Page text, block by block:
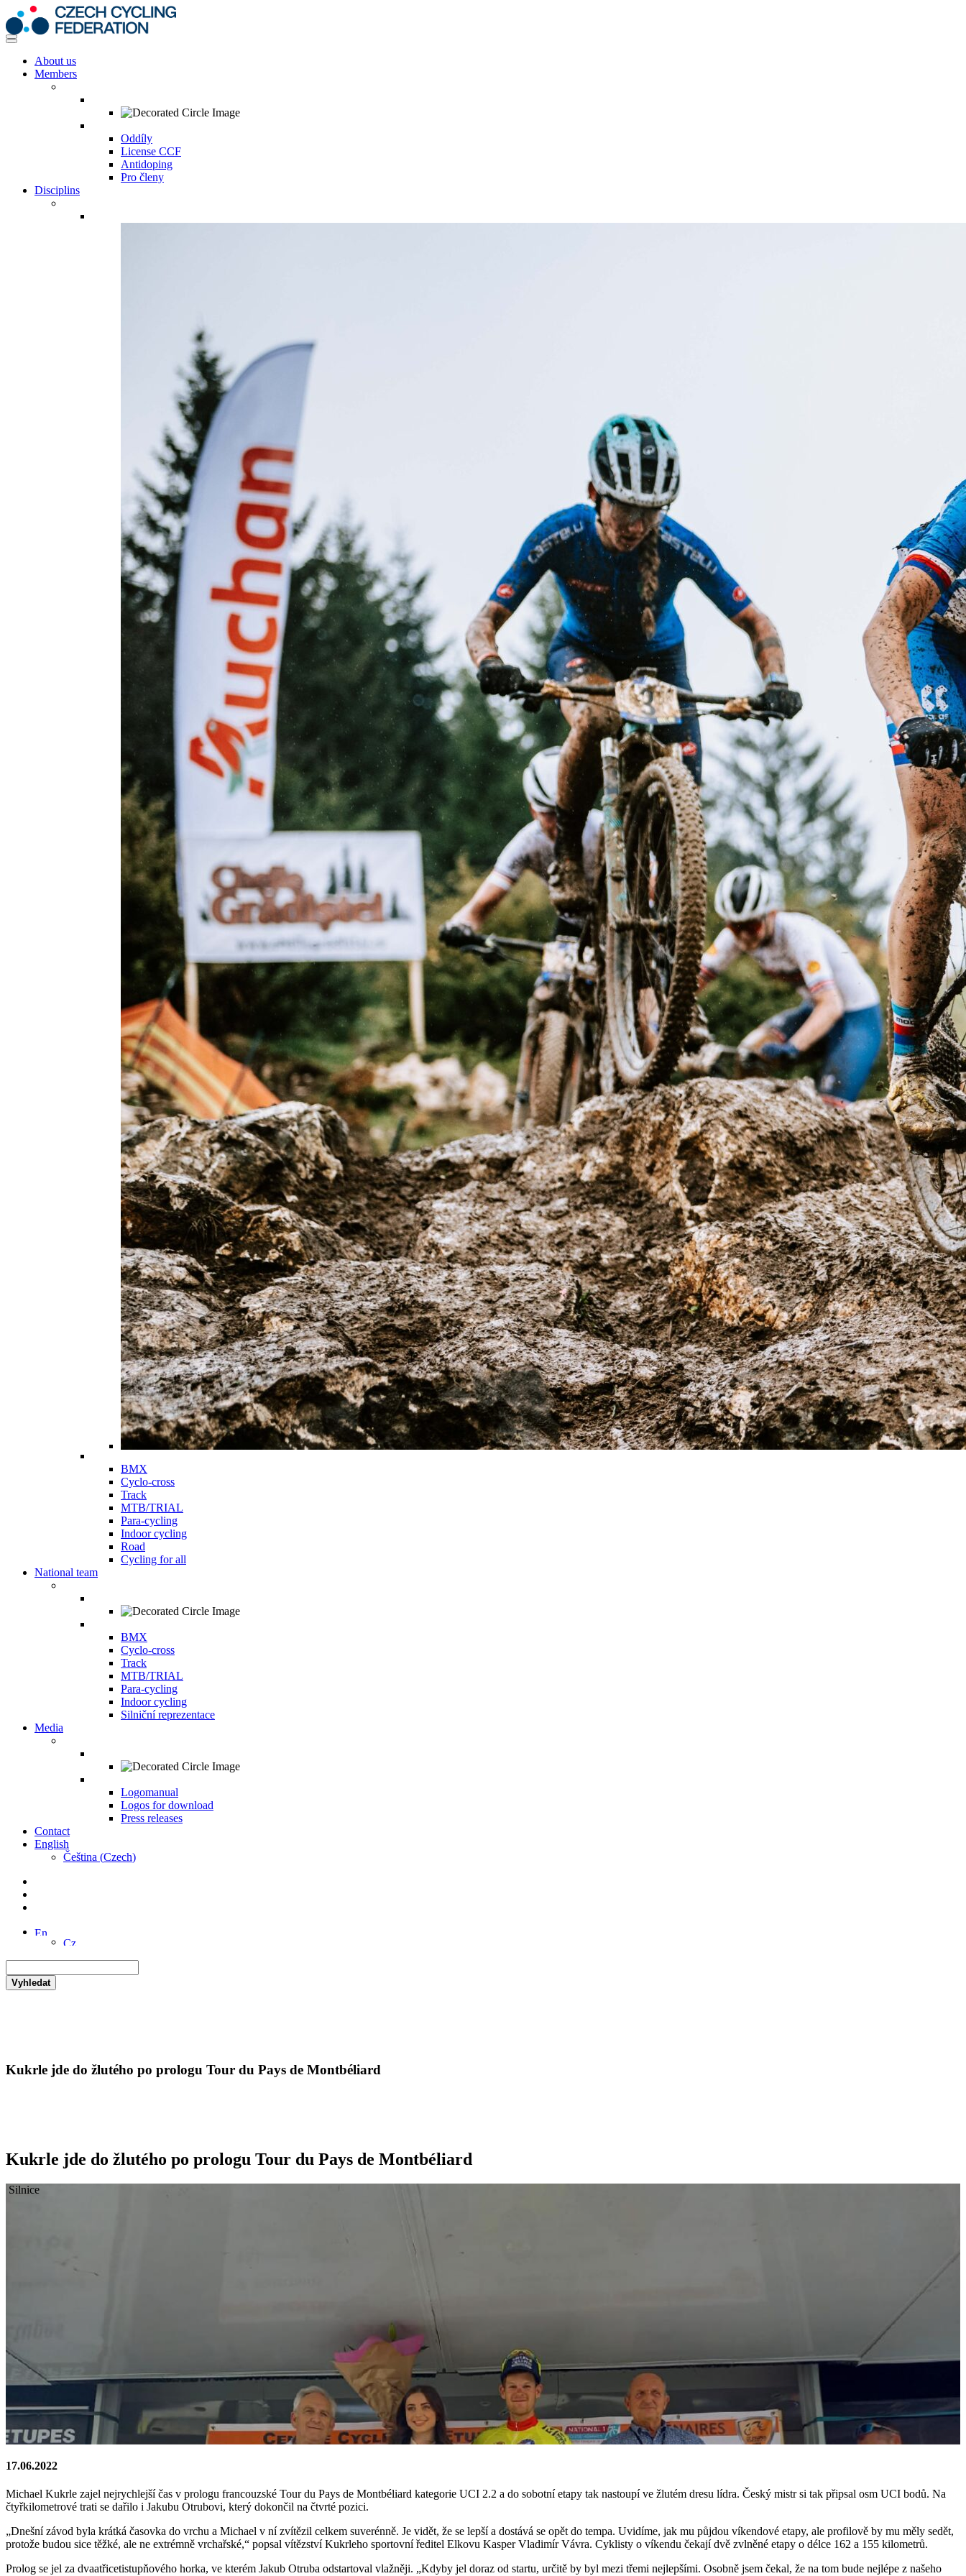
About us
Members
Oddíly
License CCF
Antidoping
Pro členy
Disciplins
BMX
Cyclo-cross
Track
MTB/TRIAL
Para-cycling
Indoor cycling
Road
Cycling for all
National team
BMX
Cyclo-cross
Track
MTB/TRIAL
Para-cycling
Indoor cycling
Silniční reprezentace
Media
Logomanual
Logos for download
Press releases
Contact
English
Čeština (Czech)
Vyhledat
Kukrle jde do žlutého po prologu Tour du Pays de Montbéliard
Kukrle jde do žlutého po prologu Tour du Pays de Montbéliard
Silnice
17.06.2022
Michael Kukrle zajel nejrychlejší čas v prologu francouzské Tour du Pays de Montbéliard kategorie UCI 2.2 a do sobotní etapy tak nastoupí ve žlutém dresu lídra. Český mistr si tak připsal osm UCI bodů. Na
čtyřkilometrové trati se dařilo i Jakubu Otrubovi, který dokončil na čtvrté pozici.
„Dnešní závod byla krátká časovka do vrchu a Michael v ní zvítězil celkem suverénně. Je vidět, že se lepší a dostává se opět do tempa. Uvidíme, jak mu půjdou víkendové etapy, ale profilově by mu měly sedět,
protože budou sice těžké, ale ne extrémně vrchařské,“ popsal vítězství Kukrleho sportovní ředitel Elkovu Kasper Vladimír Vávra. Cyklisty o víkendu čekají dvě zvlněné etapy o délce 162 a 155 kilometrů.
Prolog se jel za dvaatřicetistupňového horka, ve kterém Jakub Otruba odstartoval vlažněji. „Kdyby jel doraz od startu, určitě by byl mezi třemi nejlepšími. Osobně jsem čekal, že na tom bude nejlépe z našeho